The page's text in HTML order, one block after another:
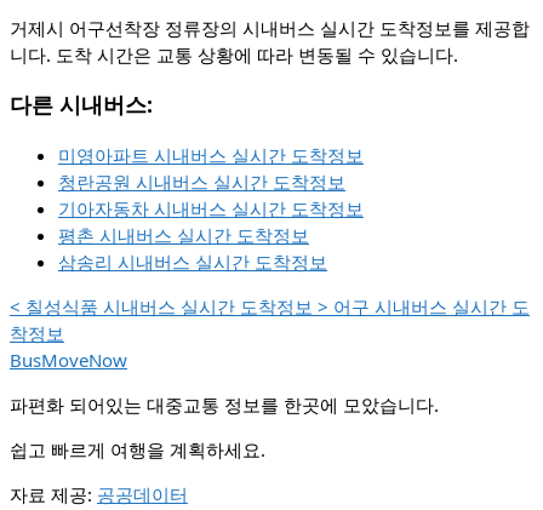
거제시 어구선착장 정류장의 시내버스 실시간 도착정보를 제공합
니다. 도착 시간은 교통 상황에 따라 변동될 수 있습니다.
다른 시내버스:
미영아파트 시내버스 실시간 도착정보
청란공원 시내버스 실시간 도착정보
기아자동차 시내버스 실시간 도착정보
평촌 시내버스 실시간 도착정보
삼송리 시내버스 실시간 도착정보
< 칠성식품 시내버스 실시간 도착정보 > 어구 시내버스 실시간 도
착정보
BusMoveNow
파편화 되어있는 대중교통 정보를 한곳에 모았습니다.
쉽고 빠르게 여행을 계획하세요.
자료 제공: 공공데이터